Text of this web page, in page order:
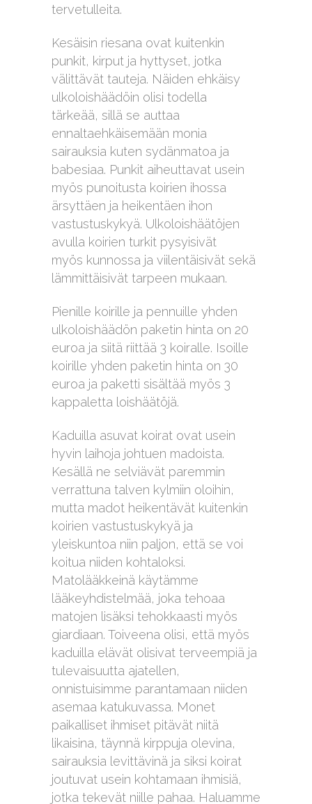
tervetulleita.
Kesäisin riesana ovat kuitenkin
punkit, kirput ja hyttyset, jotka
välittävät tauteja. Näiden ehkäisy
ulkoloishäädöin olisi todella
tärkeää, sillä se auttaa
ennaltaehkäisemään monia
sairauksia kuten sydänmatoa ja
babesiaa. Punkit aiheuttavat usein
myös punoitusta koirien ihossa
ärsyttäen ja heikentäen ihon
vastustuskykyä. Ulkoloishäätöjen
avulla koirien turkit pysyisivät
myös kunnossa ja viilentäisivät sekä
lämmittäisivät tarpeen mukaan.
Pienille koirille ja pennuille yhden
ulkoloishäädön paketin hinta on 20
euroa ja siitä riittää 3 koiralle. Isoille
koirille yhden paketin hinta on 30
euroa ja paketti sisältää myös 3
kappaletta loishäätöjä.
Kaduilla asuvat koirat ovat usein
hyvin laihoja johtuen madoista.
Kesällä ne selviävät paremmin
verrattuna talven kylmiin oloihin,
mutta madot heikentävät kuitenkin
koirien vastustuskykyä ja
yleiskuntoa niin paljon, että se voi
koitua niiden kohtaloksi.
Matolääkkeinä käytämme
lääkeyhdistelmää, joka tehoaa
matojen lisäksi tehokkaasti myös
giardiaan. Toiveena olisi, että myös
kaduilla elävät olisivat terveempiä ja
tulevaisuutta ajatellen,
onnistuisimme parantamaan niiden
asemaa katukuvassa. Monet
paikalliset ihmiset pitävät niitä
likaisina, täynnä kirppuja olevina,
sairauksia levittävinä ja siksi koirat
joutuvat usein kohtamaan ihmisiä,
jotka tekevät niille pahaa. Haluamme